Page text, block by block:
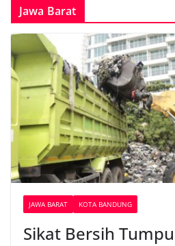
Jawa Barat
JAWA BARAT KOTA BANDUNG
Sikat Bersih